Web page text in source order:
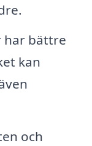
har bättre
kan
och